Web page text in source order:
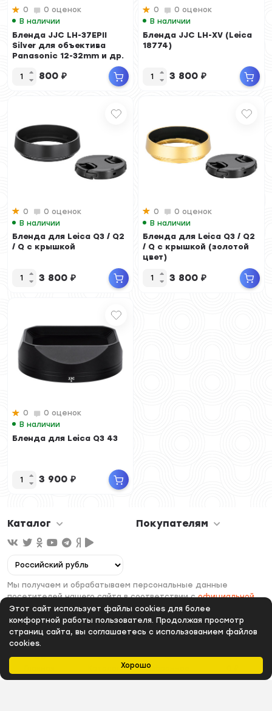
Хорошо
Этот сайт использует файлы cookies для более
комфортной работы пользователя. Продолжая просмотр
страниц сайта, вы соглашаетесь с использованием файлов
cookies.
Избранное
0
0 оценок
В наличии
Бленда JJC LH-37EPII
Silver для объектива
Panasonic 12-32mm и др.
800 ₽
0
0 оценок
В наличии
Бленда JJC LH-XV (Leica
18774)
3 800 ₽
0
0 оценок
В наличии
Бленда для Leica Q3 / Q2
/ Q с крышкой
3 800 ₽
0
0 оценок
В наличии
Бленда для Leica Q3 / Q2
/ Q с крышкой (золотой
цвет)
3 800 ₽
0
0 оценок
В наличии
Бленда для Leica Q3 43
3 900 ₽
Каталог Покупателям
Мы получаем и обрабатываем персональные данные
посетителей нашего сайта в соответствии софициальной
политикой. Если вы не даете согласия на обработку своих
персональных данных, вам необходимо покинуть наш сайт.